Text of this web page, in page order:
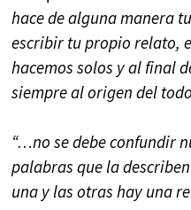
hace de alguna manera
escribir tu propio relato,
hacemos solos y al final
siempre al origen del
“…no se debe confundir
palabras que la
una y las otras hay una